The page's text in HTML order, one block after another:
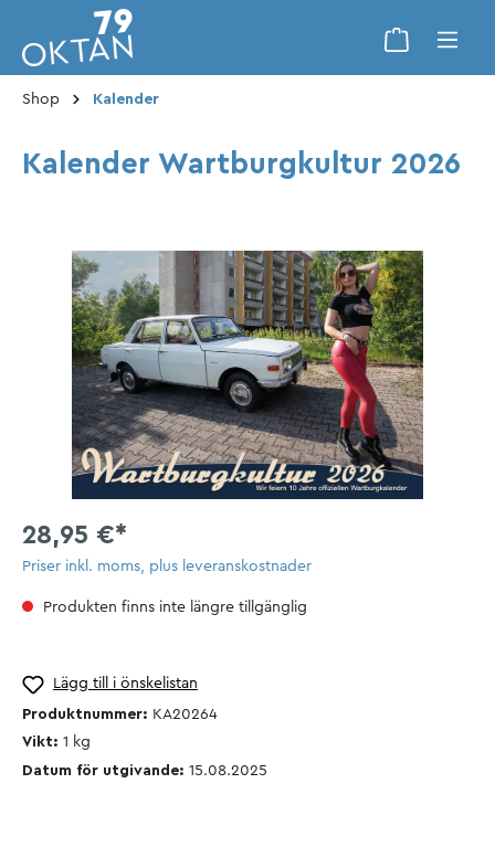
Shop Kalender
Kalender Wartburgkultur 2026
28,95 €*
Priser inkl. moms, plus leveranskostnader
Produkten finns inte längre tillgänglig
Lägg till i önskelistan
Produktnummer: KA20264
Vikt: 1 kg
Datum för utgivande: 15.08.2025